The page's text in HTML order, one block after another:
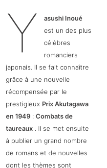
Y
asushi Inoué
est un des plus
célèbres
romanciers
japonais. Il se fait connaître
grâce à une nouvelle
récompensée par le
prestigieux Prix Akutagawa
en 1949: Combats de
taureaux. Il se met ensuite
à publier un grand nombre
de romans et de nouvelles
dont les thèmes sont